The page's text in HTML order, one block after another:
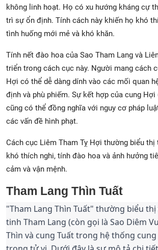
không linh hoạt. Họ có xu hướng kháng cự
trì sự ổn định. Tính cách này khiến họ khó
tình huống mới mẻ và khó khăn.
Tính nết đào hoa của Sao Tham Lang và
triển trong cách cục này. Người mang cách
Hợi có thể dễ dàng dính vào các mối quan
định và phù phiếm. Sự kết hợp của cung Hợi
cũng có thể đồng nghĩa với nguy cơ pháp
các vấn đề hình phạt.
Cách cục Liêm Tham Tỵ Hợi thường biểu thị
khó thích nghi, tính đào hoa và ảnh hưởng
cảm và vận mệnh.
Tham Lang Thìn Tuất
"Tham Lang Thìn Tuất" thường biểu
tinh Tham Lang (còn gọi là Sao Diêm
Thìn và cung Tuất trong hệ thống